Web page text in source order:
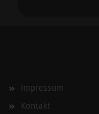
Impressum
Kontakt